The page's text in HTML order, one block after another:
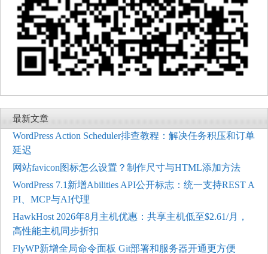
最新文章
WordPress Action Scheduler排查教程：解决任务积压和订单
延迟
网站favicon图标怎么设置？制作尺寸与HTML添加方法
WordPress 7.1新增Abilities API公开标志：统一支持REST A
PI、MCP与AI代理
HawkHost 2026年8月主机优惠：共享主机低至$2.61/月，
高性能主机同步折扣
FlyWP新增全局命令面板 Git部署和服务器开通更方便